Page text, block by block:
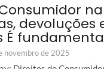
devoluções
É
novembro de 2025